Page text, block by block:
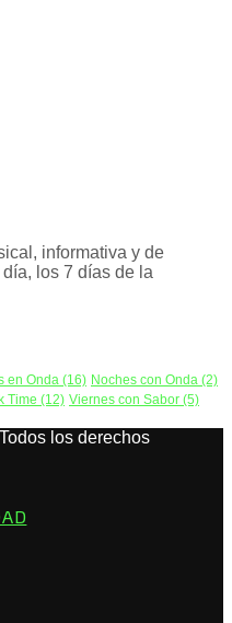
informativa y de
los 7 días de la
en Onda (16) Noches con Onda (2)
Time (12) Viernes con Sabor (5)
los derechos